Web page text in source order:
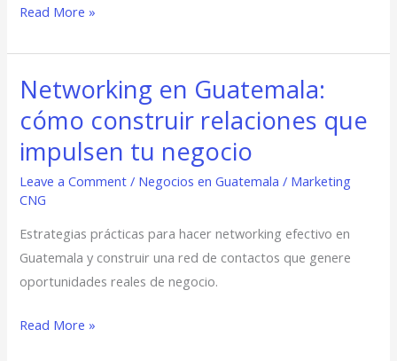
los
en
el
país
Read More »
Networking en Guatemala:
cómo construir relaciones que
impulsen tu negocio
Leave a Comment / Negocios en Guatemala / Marketing
CNG
Estrategias prácticas para hacer networking efectivo en
Guatemala y construir una red de contactos que genere
oportunidades reales de negocio.
Networking
Guatemala:
cómo
construir
relaciones
que
impulsen
tu
Read More »